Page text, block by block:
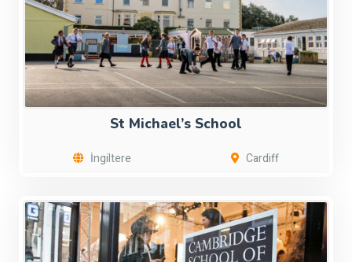
St Michael’s School
İngiltere Cardiff